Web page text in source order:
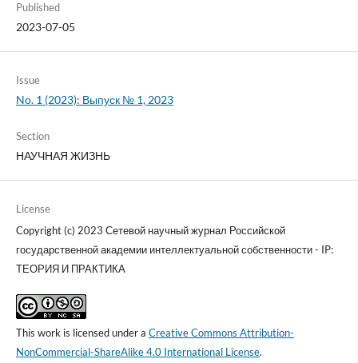
Published
2023-07-05
Issue
No. 1 (2023): Выпуск № 1, 2023
Section
НАУЧНАЯ ЖИЗНЬ
License
Copyright (c) 2023 Сетевой научный журнал Российской
государственной академии интеллектуальной собственности - IP:
ТЕОРИЯ И ПРАКТИКА
This work is licensed under a Creative Commons Attribution-
NonCommercial-ShareAlike 4.0 International License.